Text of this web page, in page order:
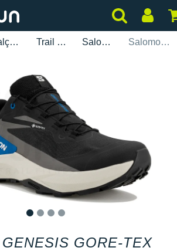
Calçados Trail Running Salomon Salomon Genesis Gore-Tex
GENESIS GORE-TEX